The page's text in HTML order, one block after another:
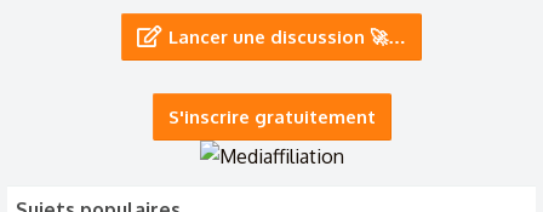
connaissance
❓❓⏩➡️... D'où viens-tu ?...⬅️⏪ ❓❓
Lancer une discussion 🚀…
S'inscrire gratuitement